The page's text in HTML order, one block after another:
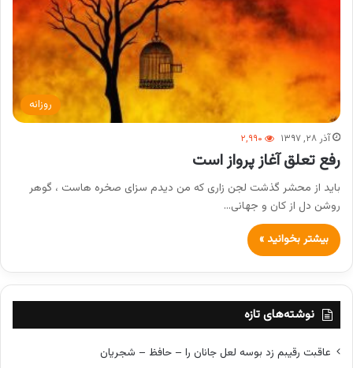
روزانه
آذر ۲۸, ۱۳۹۷ ۲,۹۹۰
رفع تعلق آغاز پرواز است
باید از محشر گذشت لجن زاری که من دیدم سزای صخره هاست ، گوهر
روشن دل از کان و جهانی…
بیشتر بخوانید »
نوشته‌های تازه
عاقبت رقیبم زد بوسه لعل جانان را – حافظ – شجریان